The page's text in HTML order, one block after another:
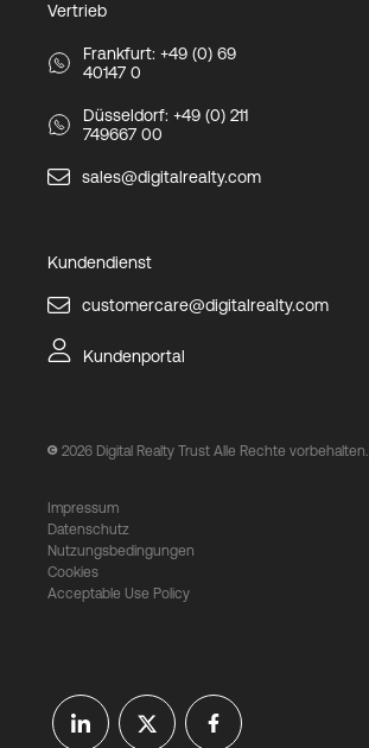
Vertrieb
Frankfurt: +49 (0) 69
40147 0
Düsseldorf: +49 (0) 211
749667 00
sales@digitalrealty.com
Kundendienst
customercare@digitalrealty.com
Kundenportal
2026 Digital Realty Trust Alle Rechte vorbehalten.
Impressum
Datenschutz
Nutzungsbedingungen
Cookies
Acceptable Use Policy